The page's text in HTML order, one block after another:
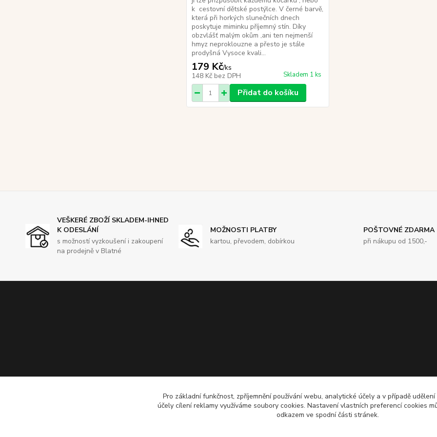
k cestovní dětské postýlce. V černé barvě,
která při horkých slunečních dnech
poskytuje miminku příjemný stín. Díky
obzvlášť malým okům ,ani ten nejmenší
hmyz neproklouzne a přesto je stále
prodyšná Vysoce kvali...
179 Kč/ks
148 Kč bez DPH Skladem 1 ks
Přidat do košíku
VEŠKERÉ ZBOŽÍ SKLADEM-IHNED
K ODESLÁNÍ
s možností vyzkoušení i zakoupení
na prodejně v Blatné
MOŽNOSTI PLATBY
kartou, převodem, dobírkou
POŠTOVNÉ ZDARMA
při nákupu od 1500,-
Pro základní funkčnost, zpříjemnění používání webu, analytické účely a v případě
účely cílení reklamy využíváme soubory cookies. Nastavení vlastních preferencí cookies
odkazem ve spodní části stránek.